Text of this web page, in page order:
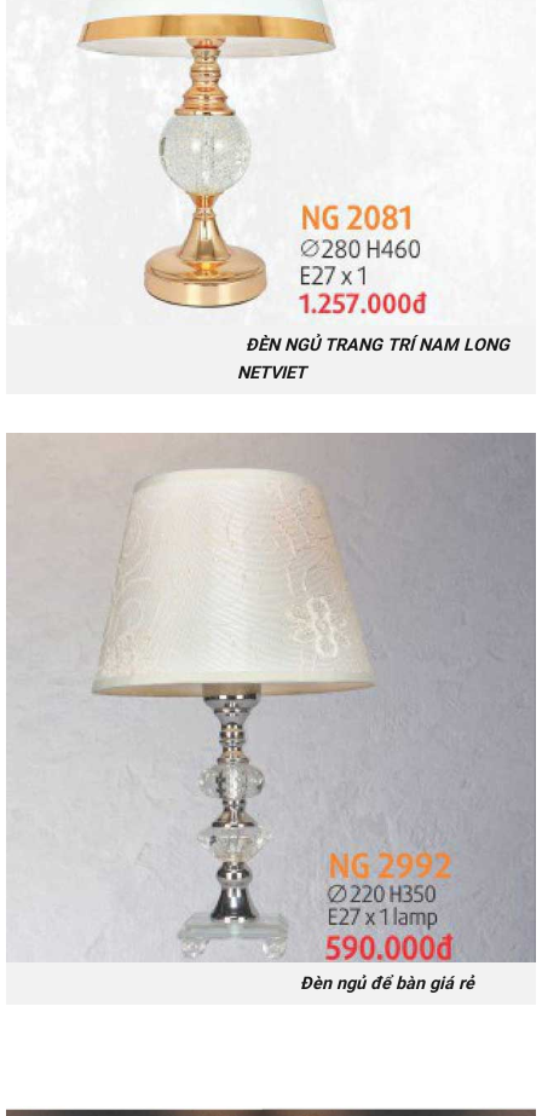
ĐÈN NGỦ TRANG TRÍ NAM LONG
NETVIET
Đèn ngủ để bàn giá rẻ